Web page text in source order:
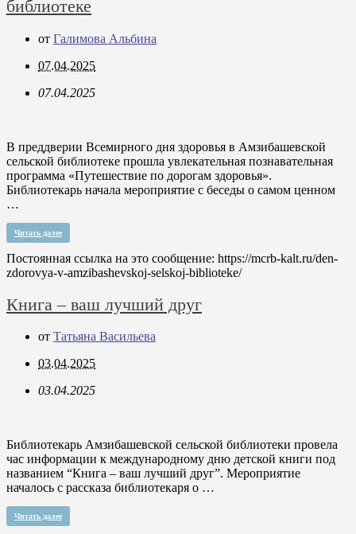
библиотеке
от Галимова Альбина
07.04.2025
07.04.2025
В преддверии Всемирного дня здоровья в Амзибашевской
сельской библиотеке прошла увлекательная познавательная
программа «Путешествие по дорогам здоровья».
Библиотекарь начала мероприятие с беседы о самом ценном
…
Читать далее
Постоянная ссылка на это сообщение: https://mcrb-kalt.ru/den-
zdorovya-v-amzibashevskoj-selskoj-biblioteke/
Книга – ваш лучший друг
от Татьяна Васильева
03.04.2025
03.04.2025
Библиотекарь Амзибашевской сельской библиотеки провела
час информации к международному дню детской книги под
названием “Книга – ваш лучший друг”. Мероприятие
началось с рассказа библиотекаря о …
Читать далее